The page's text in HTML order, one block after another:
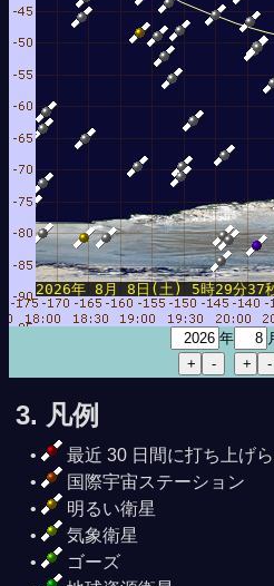
2026年 8月 8日(土) 5時29分37
年
3. 凡例
最近 30 日間に打ち上げ
国際宇宙ステーション
明るい衛星
気象衛星
ゴーズ